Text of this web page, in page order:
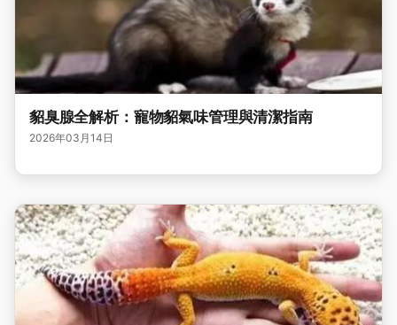
貂臭腺全解析：寵物貂氣味管理與清潔指南
2026年03月14日